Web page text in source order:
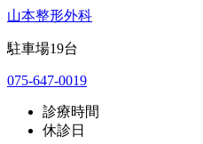
山本整形外科
駐車場19台
075-647-0019
診療時間
休診日